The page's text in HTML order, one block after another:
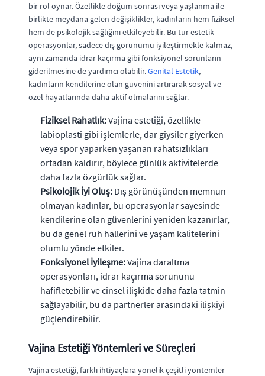
bir rol oynar. Özellikle doğum sonrası veya yaşlanma ile
birlikte meydana gelen değişiklikler, kadınların hem fiziksel
hem de psikolojik sağlığını etkileyebilir. Bu tür estetik
operasyonlar, sadece dış görünümü iyileştirmekle kalmaz,
aynı zamanda idrar kaçırma gibi fonksiyonel sorunların
giderilmesine de yardımcı olabilir.Genital Estetik,
kadınların kendilerine olan güvenini artırarak sosyal ve
özel hayatlarında daha aktif olmalarını sağlar.
Fiziksel Rahatlık:Vajina estetiği, özellikle
labioplasti gibi işlemlerle, dar giysiler giyerken
veya spor yaparken yaşanan rahatsızlıkları
ortadan kaldırır, böylece günlük aktivitelerde
daha fazla özgürlük sağlar.
Psikolojik İyi Oluş: Dış görünüşünden memnun
olmayan kadınlar, bu operasyonlar sayesinde
kendilerine olan güvenlerini yeniden kazanırlar,
bu da genel ruh hallerini ve yaşam kalitelerini
olumlu yönde etkiler.
Fonksiyonel İyileşme:Vajina daraltma
operasyonları, idrar kaçırma sorununu
hafifletebilir ve cinsel ilişkide daha fazla tatmin
sağlayabilir, bu da partnerler arasındaki ilişkiyi
güçlendirebilir.
Vajina Estetiği Yöntemleri ve Süreçleri
Vajina estetiği, farklı ihtiyaçlara yönelik çeşitli yöntemler